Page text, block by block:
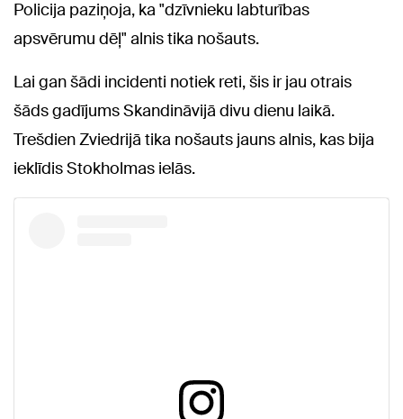
Policija paziņoja, ka "dzīvnieku labturības
apsvērumu dēļ" alnis tika nošauts.
Lai gan šādi incidenti notiek reti, šis ir jau otrais
šāds gadījums Skandināvijā divu dienu laikā.
Trešdien Zviedrijā tika nošauts jauns alnis, kas bija
ieklīdis Stokholmas ielās.